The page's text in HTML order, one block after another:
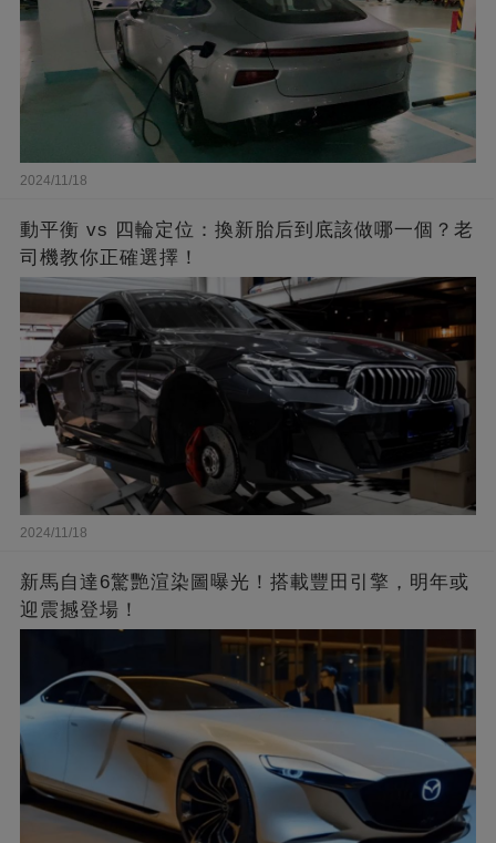
2024/11/18
動平衡 vs 四輪定位：換新胎后到底該做哪一個？老
司機教你正確選擇！
2024/11/18
新馬自達6驚艷渲染圖曝光！搭載豐田引擎，明年或
迎震撼登場！